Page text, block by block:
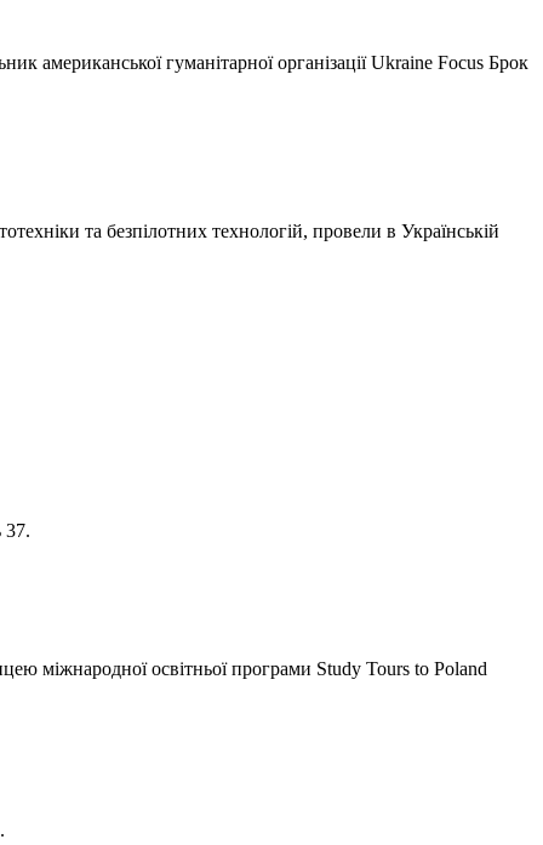
американської гуманітарної організації Ukraine Focus Брок
та безпілотних технологій, провели в Українській
37.
міжнародної освітньої програми Study Tours to Poland